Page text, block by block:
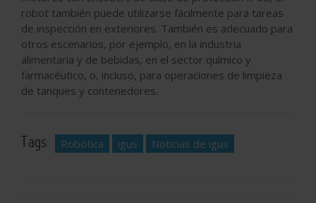
robot también puede utilizarse fácilmente para tareas
de inspección en exteriores. También es adecuado para
otros escenarios, por ejemplo, en la industria
alimentaria y de bebidas, en el sector químico y
farmacéutico, o, incluso, para operaciones de limpieza
de tanques y contenedores.
Tags: Robótica igus Noticias de igus